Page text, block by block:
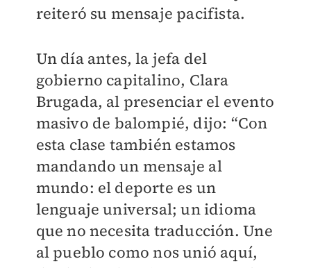
reiteró su mensaje pacifista.
Un día antes, la jefa del
gobierno capitalino, Clara
Brugada, al presenciar el evento
masivo de balompié, dijo: “Con
esta clase también estamos
mandando un mensaje al
mundo: el deporte es un
lenguaje universal; un idioma
que no necesita traducción. Une
al pueblo como nos unió aquí,